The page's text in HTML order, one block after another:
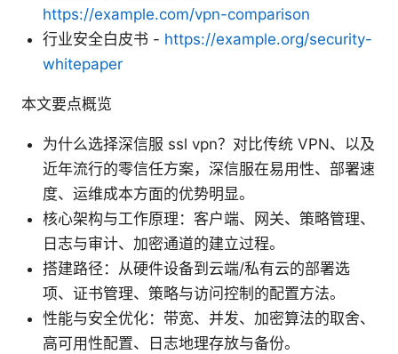
https://example.com/vpn-comparison
行业安全白皮书 - https://example.org/security-
whitepaper
本文要点概览
为什么选择深信服 ssl vpn？对比传统 VPN、以及
近年流行的零信任方案，深信服在易用性、部署速
度、运维成本方面的优势明显。
核心架构与工作原理：客户端、网关、策略管理、
日志与审计、加密通道的建立过程。
搭建路径：从硬件设备到云端/私有云的部署选
项、证书管理、策略与访问控制的配置方法。
性能与安全优化：带宽、并发、加密算法的取舍、
高可用性配置、日志地理存放与备份。